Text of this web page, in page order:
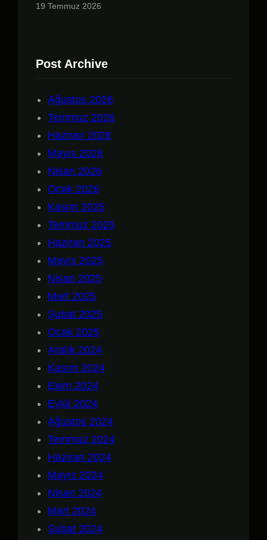
19 Temmuz 2026
Post Archive
Ağustos 2026
Temmuz 2026
Haziran 2026
Mayıs 2026
Nisan 2026
Ocak 2026
Kasım 2025
Temmuz 2025
Haziran 2025
Mayıs 2025
Nisan 2025
Mart 2025
Şubat 2025
Ocak 2025
Aralık 2024
Kasım 2024
Ekim 2024
Eylül 2024
Ağustos 2024
Temmuz 2024
Haziran 2024
Mayıs 2024
Nisan 2024
Mart 2024
Şubat 2024